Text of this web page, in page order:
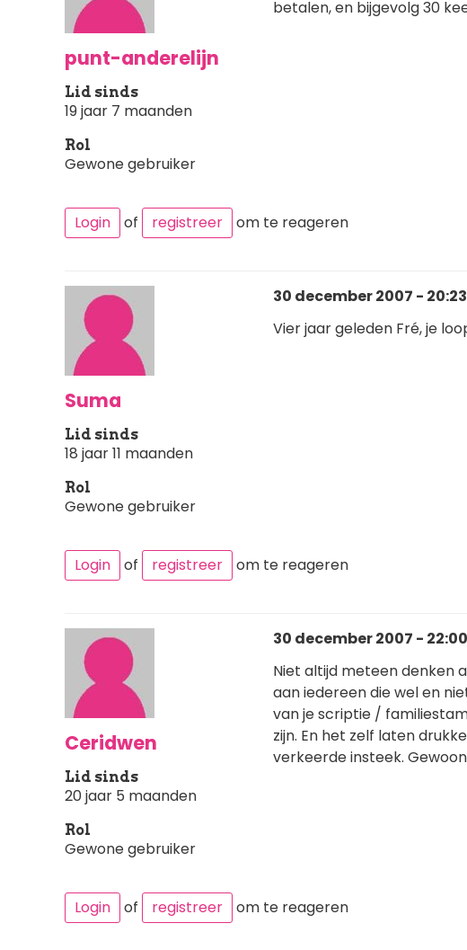
punt-anderelijn
Lid sinds
19 jaar 7 maanden
Rol
Gewone gebruiker
betalen, en bijgevolg 30
Login of registreer om te reageren
Suma
Lid sinds
18 jaar 11 maanden
Rol
Gewone gebruiker
30 december 2007 - 20:23
Vier jaar geleden Fré, je
Login of registreer om te reageren
Ceridwen
Lid sinds
20 jaar 5 maanden
Rol
Gewone gebruiker
30 december 2007 - 22:00
Niet altijd meteen denken
aan iedereen die wel en
van je scriptie /
zijn. En het zelf laten
verkeerde insteek.
Login of registreer om te reageren